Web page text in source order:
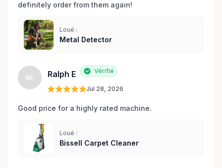
definitely order from them again!
Loué :
Metal Detector
RE Ralph E Vérifié
Jul 28, 2026
Good price for a highly rated machine.
Loué :
Bissell Carpet Cleaner